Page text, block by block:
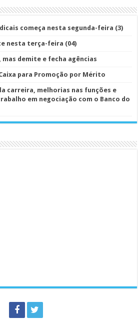
começa nesta segunda-feira (3)
nesta terça-feira (04)
mas demite e fecha agências
para Promoção por Mérito
carreira, melhorias nas funções e
em negociação com o Banco do